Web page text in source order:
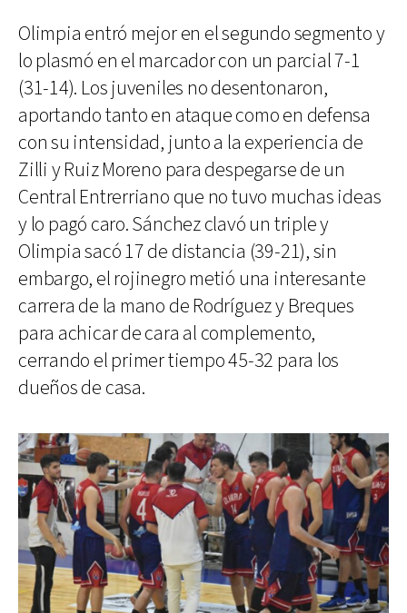
Olimpia entró mejor en el segundo segmento y
lo plasmó en el marcador con un parcial 7-1
(31-14). Los juveniles no desentonaron,
aportando tanto en ataque como en defensa
con su intensidad, junto a la experiencia de
Zilli y Ruiz Moreno para despegarse de un
Central Entrerriano que no tuvo muchas ideas
y lo pagó caro. Sánchez clavó un triple y
Olimpia sacó 17 de distancia (39-21), sin
embargo, el rojinegro metió una interesante
carrera de la mano de Rodríguez y Breques
para achicar de cara al complemento,
cerrando el primer tiempo 45-32 para los
dueños de casa.